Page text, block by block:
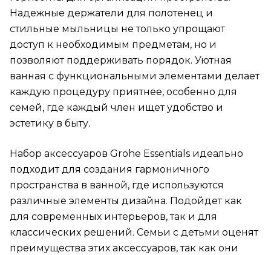
Надежные держатели для полотенец и
стильные мыльницы не только упрощают
доступ к необходимым предметам, но и
позволяют поддерживать порядок. Уютная
ванная с функциональными элементами делает
каждую процедуру приятнее, особенно для
семей, где каждый член ищет удобство и
эстетику в быту.
Набор аксессуаров Grohe Essentials идеально
подходит для создания гармоничного
пространства в ванной, где используются
различные элементы дизайна. Подойдет как
для современных интерьеров, так и для
классических решений. Семьи с детьми оценят
преимущества этих аксессуаров, так как они